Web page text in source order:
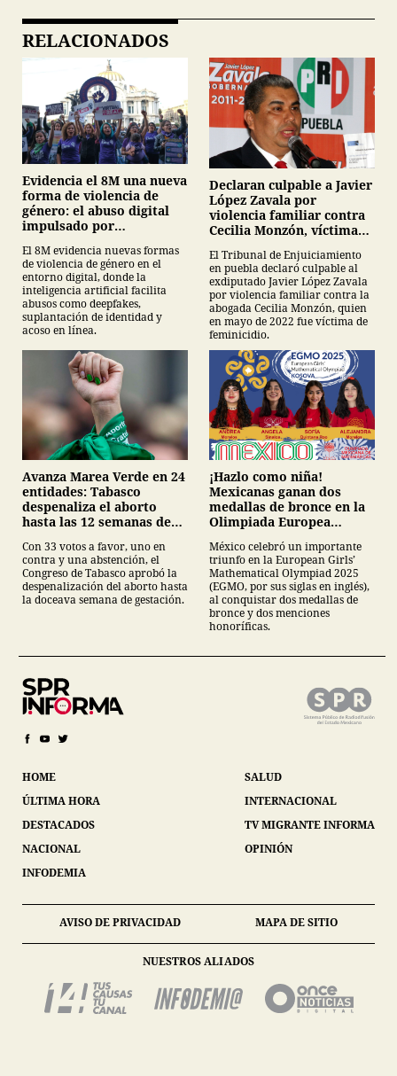
RELACIONADOS
Evidencia el 8M una nueva
forma de violencia de
género: el abuso digital
impulsado por
El 8M evidencia nuevas formas
de violencia de género en el
entorno digital, donde la
inteligencia artificial facilita
abusos como deepfakes,
suplantación de identidad y
acoso en línea.
Declaran culpable a Javier
López Zavala por
violencia familiar contra
Cecilia Monzón, víctima
El Tribunal de Enjuiciamiento
en puebla declaró culpable al
exdiputado Javier López Zavala
por violencia familiar contra la
abogada Cecilia Monzón, quien
en mayo de 2022 fue víctima de
feminicidio.
Avanza Marea Verde en 24
entidades: Tabasco
despenaliza el aborto
hasta las 12 semanas de
Con 33 votos a favor, uno en
contra y una abstención, el
Congreso de Tabasco aprobó la
despenalización del aborto hasta
la doceava semana de gestación.
¡Hazlo como niña!
Mexicanas ganan dos
medallas de bronce en la
Olimpiada Europea
México celebró un importante
triunfo en la European Girls’
Mathematical Olympiad 2025
(EGMO, por sus siglas en inglés),
al conquistar dos medallas de
bronce y dos menciones
honoríficas.
HOME
ÚLTIMA HORA
DESTACADOS
NACIONAL
INFODEMIA
SALUD
INTERNACIONAL
TV MIGRANTE INFORMA
OPINIÓN
AVISO DE PRIVACIDAD MAPA DE SITIO
NUESTROS ALIADOS